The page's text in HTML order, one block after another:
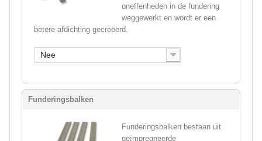
oneffenheden in de fundering
weggewerkt en wordt er een
betere afdichting gecreëerd.
Nee
Funderingsbalken
Funderingsbalken bestaan uit
geïmpregneerde